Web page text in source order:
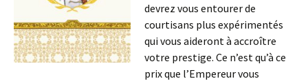
devrez vous entourer de
courtisans plus expérimentés
qui vous aideront à accroître
votre prestige. Ce n’est qu’à ce
prix que l’Empereur vous